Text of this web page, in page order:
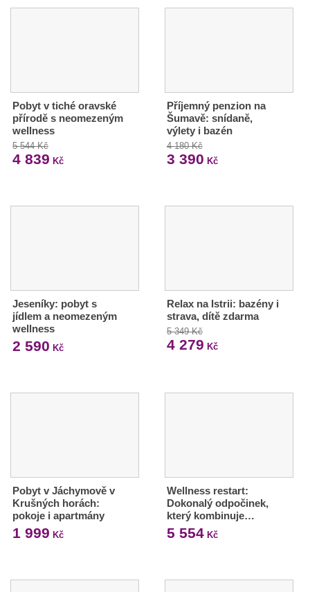
Pobyt v tiché oravské
přírodě s neomezeným
wellness
5 544 Kč
4 839 Kč
Příjemný penzion na
Šumavě: snídaně,
výlety i bazén
4 180 Kč
3 390 Kč
Jeseníky: pobyt s
jídlem a neomezeným
wellness
2 590 Kč
Relax na Istrii: bazény i
strava, dítě zdarma
5 349 Kč
4 279 Kč
Pobyt v Jáchymově v
Krušných horách:
pokoje i apartmány
1 999 Kč
Wellness restart:
Dokonalý odpočinek,
který kombinuje…
5 554Kč